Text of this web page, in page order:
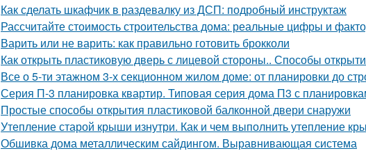
Как сделать шкафчик в раздевалку из ДСП: подробный инструктаж
Рассчитайте стоимость строительства дома: реальные цифры и
Варить или не варить: как правильно готовить брокколи
Как открыть пластиковую дверь с лицевой стороны.. Способы
Все о 5-ти этажном 3-х секционном жилом доме: от планировки до
Серия П-3 планировка квартир. Типовая серия дома П3 с
Простые способы открытия пластиковой балконной двери снаружи
Утепление старой крыши изнутри. Как и чем выполнить утепление
Обшивка дома металлическим сайдингом. Выравнивающая система